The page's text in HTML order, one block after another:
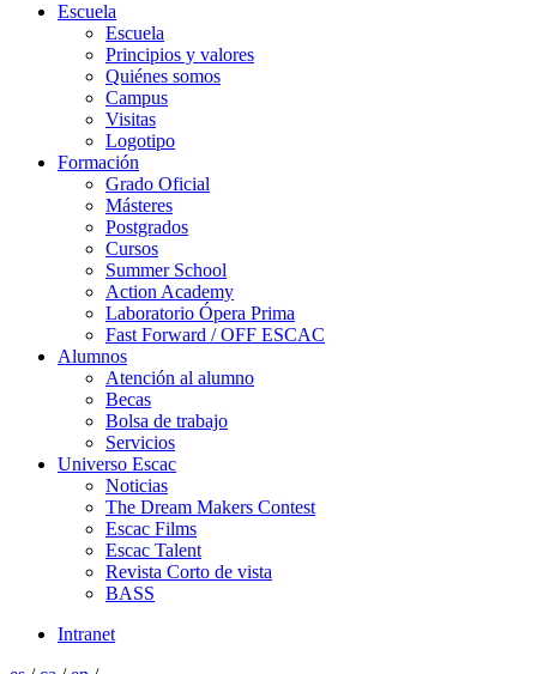
Escuela
Escuela
Principios y valores
Quiénes somos
Campus
Visitas
Logotipo
Formación
Grado Oficial
Másteres
Postgrados
Cursos
Summer School
Action Academy
Laboratorio Ópera Prima
Fast Forward / OFF ESCAC
Alumnos
Atención al alumno
Becas
Bolsa de trabajo
Servicios
Universo Escac
Noticias
The Dream Makers Contest
Escac Films
Escac Talent
Revista Corto de vista
BASS
Intranet